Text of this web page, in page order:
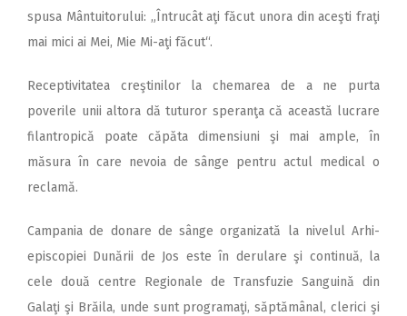
spusa Mântuitorului: „Întrucât aţi făcut unora din aceşti fraţi
mai mici ai Mei, Mie Mi-aţi făcut“.
Receptivitatea creştinilor la chemarea de a ne purta
poverile unii altora dă tuturor speranţa că această lucrare
filantropică poate căpăta dimensiuni şi mai ample, în
măsura în care nevoia de sânge pentru actul medical o
reclamă.
Campania de donare de sânge organizată la nivelul Arhi­
epis­copiei Dunării de Jos este în derulare şi continuă, la
cele două centre Regionale de Transfuzie Sanguină din
Galaţi şi Brăila, unde sunt programaţi, săptămânal, clerici şi